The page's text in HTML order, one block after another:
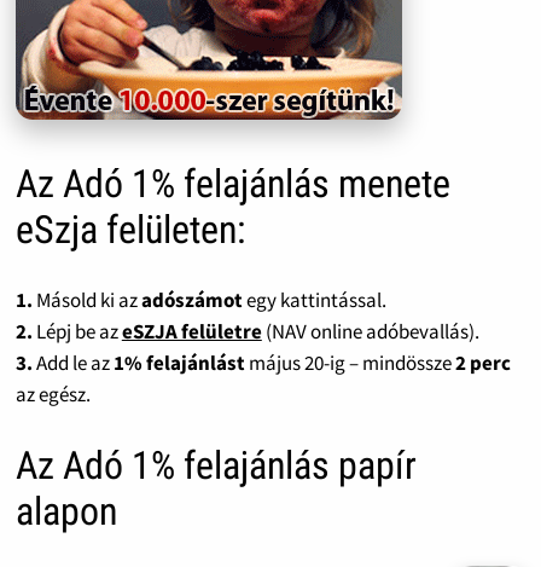
Az Adó 1% felajánlás menete
eSzja felületen:
1. Másold ki azadószámotegy kattintással.
2. Lépj be azeSZJA felületre(NAV online adóbevallás).
3.Add le az1% felajánlástmájus 20-ig – mindössze2 perc
az egész.
Az Adó 1% felajánlás papír
alapon